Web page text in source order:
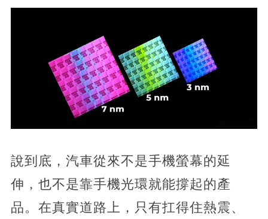
說到底，汽車從來不是手機螢幕的延
伸，也不是靠手機光環就能撐起的產
品。在真實道路上，只有扛得住熱震、